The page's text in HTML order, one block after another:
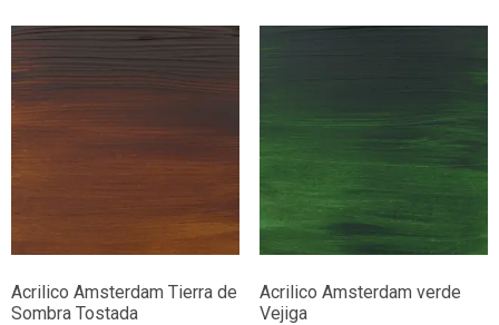
Acrilico Amsterdam Tierra de
Sombra Tostada
Acrilico Amsterdam verde
Vejiga